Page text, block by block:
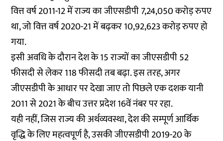
वित्त वर्ष 2011-12 में राज्य का जीएसडीपी 7,24,050 करोड़ रुपए
था, जो वित्त वर्ष 2020-21 में बढ़कर 10,92,623 करोड़ रुपए हो
गया.
इसी अवधि के दौरान देश के 15 राज्यों का जीएसडीपी 52
फीसदी से लेकर 118 फीसदी तब बढ़ा. इस तरह, अगर
जीएसडीपी के आधार पर देखा जाए तो पिछले एक दशक यानी
2011 से 2021 के बीच उत्तर प्रदेश 16वें नंबर पर रहा.
यही नहीं, जिस राज्य की अर्थव्यवस्था, देश की सम्पूर्ण आर्थिक
वृद्धि के लिए महत्वपूर्ण है, उसकी जीएसडीपी 2019-20 के